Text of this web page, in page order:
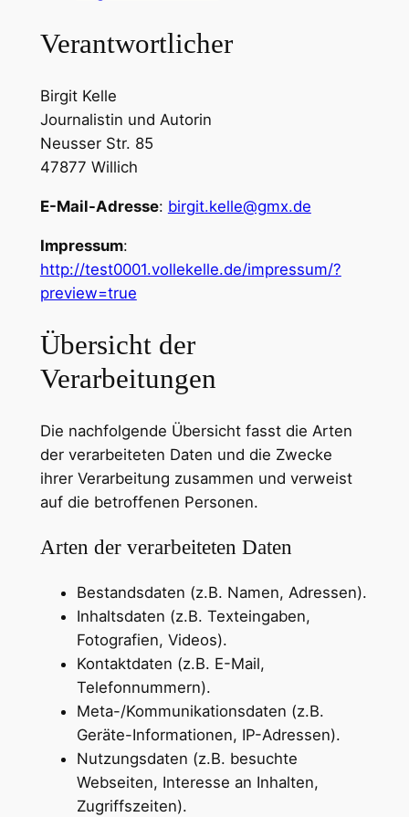
Verantwortlicher
Birgit Kelle
Journalistin und Autorin
Neusser Str. 85
47877 Willich
E-Mail-Adresse: birgit.kelle@gmx.de
Impressum:
http://test0001.vollekelle.de/impressum/?
preview=true
Übersicht der
Verarbeitungen
Die nachfolgende Übersicht fasst die Arten
der verarbeiteten Daten und die Zwecke
ihrer Verarbeitung zusammen und verweist
auf die betroffenen Personen.
Arten der verarbeiteten Daten
Bestandsdaten (z.B. Namen, Adressen).
Inhaltsdaten (z.B. Texteingaben,
Fotografien, Videos).
Kontaktdaten (z.B. E-Mail,
Telefonnummern).
Meta-/Kommunikationsdaten (z.B.
Geräte-Informationen, IP-Adressen).
Nutzungsdaten (z.B. besuchte
Webseiten, Interesse an Inhalten,
Zugriffszeiten).